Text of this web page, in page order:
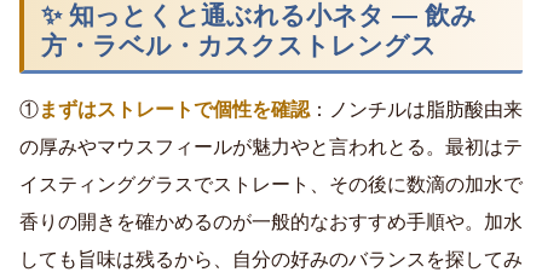
✨ 知っとくと通ぶれる小ネタ — 飲み
方・ラベル・カスクストレングス
①まずはストレートで個性を確認 ：ノンチルは脂肪酸由来
の厚みやマウスフィールが魅力やと言われとる。最初はテ
イスティンググラスでストレート、その後に数滴の加水で
香りの開きを確かめるのが一般的なおすすめ手順や。加水
しても旨味は残るから、自分の好みのバランスを探してみ